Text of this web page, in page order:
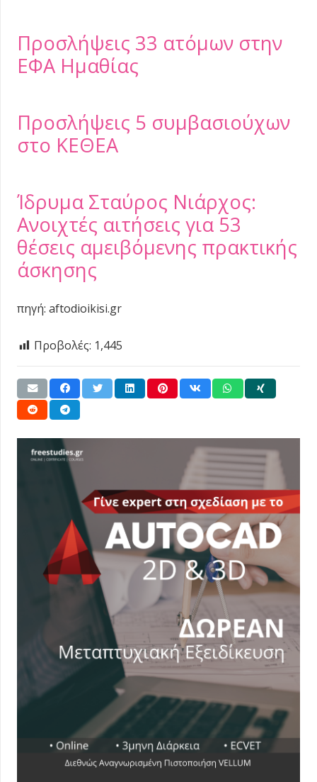
Προσλήψεις 33 ατόμων στην
ΕΦΑ Ημαθίας
Προσλήψεις 5 συμβασιούχων
στο ΚΕΘΕΑ
Ίδρυμα Σταύρος Νιάρχος:
Ανοιχτές αιτήσεις για 53
θέσεις αμειβόμενης πρακτικής
άσκησης
πηγή: aftodioikisi.gr
Προβολές: 1,445